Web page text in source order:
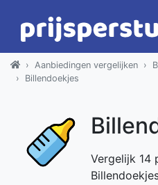
Aanbiedingen vergelijken
Billendoekjes
Vergelijk 14